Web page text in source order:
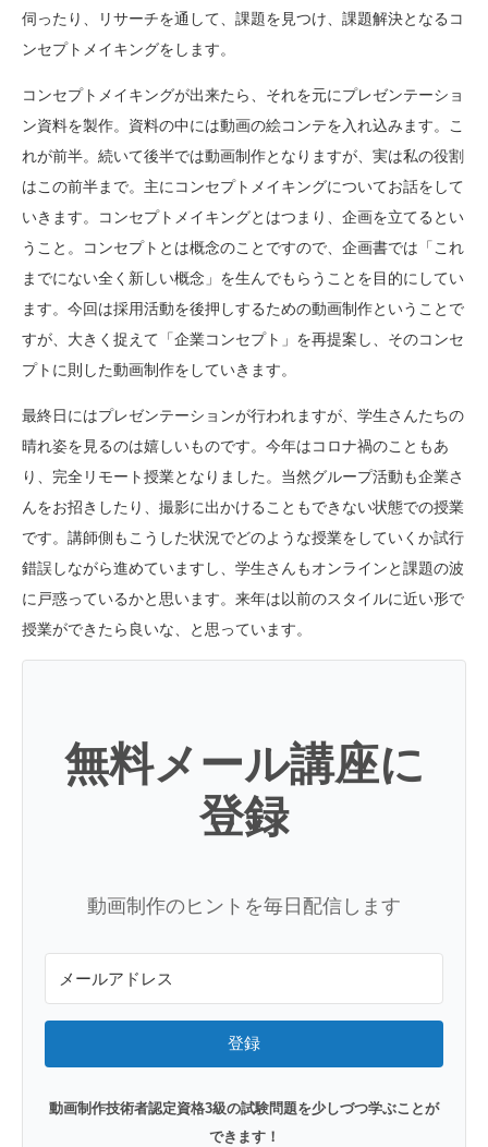
伺ったり、リサーチを通して、課題を見つけ、課題解決となるコ
ンセプトメイキングをします。
コンセプトメイキングが出来たら、それを元にプレゼンテーショ
ン資料を製作。資料の中には動画の絵コンテを入れ込みます。こ
れが前半。続いて後半では動画制作となりますが、実は私の役割
はこの前半まで。主にコンセプトメイキングについてお話をして
いきます。コンセプトメイキングとはつまり、企画を立てるとい
うこと。コンセプトとは概念のことですので、企画書では「これ
までにない全く新しい概念」を生んでもらうことを目的にしてい
ます。今回は採用活動を後押しするための動画制作ということで
すが、大きく捉えて「企業コンセプト」を再提案し、そのコンセ
プトに則した動画制作をしていきます。
最終日にはプレゼンテーションが行われますが、学生さんたちの
晴れ姿を見るのは嬉しいものです。今年はコロナ禍のこともあ
り、完全リモート授業となりました。当然グループ活動も企業さ
んをお招きしたり、撮影に出かけることもできない状態での授業
です。講師側もこうした状況でどのような授業をしていくか試行
錯誤しながら進めていますし、学生さんもオンラインと課題の波
に戸惑っているかと思います。来年は以前のスタイルに近い形で
授業ができたら良いな、と思っています。
無料メール講座に
登録
動画制作のヒントを毎日配信します
登録
動画制作技術者認定資格3級の試験問題を少しづつ学ぶことが
できます！